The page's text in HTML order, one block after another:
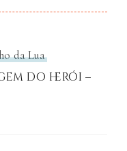
da Lua
do herói –